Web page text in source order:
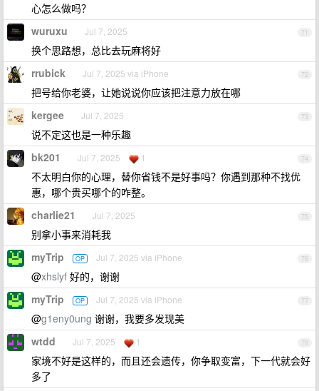
心怎么做吗？
71
wuruxu Jul 7, 2025
换个思路想，总比去玩麻将好
72
rrubick Jul 7, 2025 via iPhone
把号给你老婆，让她说说你应该把注意力放在哪
73
kergee Jul 7, 2025
说不定这也是一种乐趣
74
bk201 Jul 7, 2025 1
不太明白你的心理，替你省钱不是好事吗？你遇到那种不找优
惠，哪个贵买哪个的咋整。
75
charlie21 Jul 7, 2025
别拿小事来消耗我
76
myTrip OP Jul 7, 2025 via iPhone
@xhslyf 好的，谢谢
77
myTrip OP Jul 7, 2025 via iPhone
@g1eny0ung 谢谢，我要多发现美
78
wtdd Jul 7, 2025 1
家境不好是这样的，而且还会遗传，你争取变富，下一代就会好
多了